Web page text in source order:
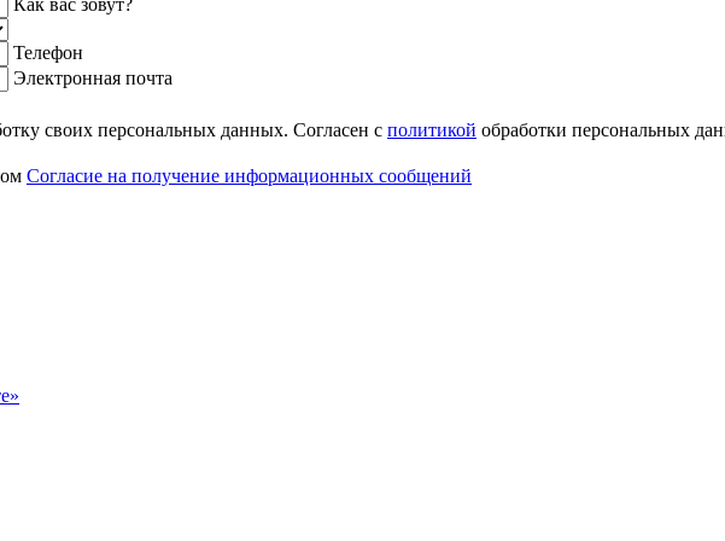
Телефон
Электронная почта
своих персональных данных. Согласен с политикой обработки персональных
Согласие на получение информационных сообщений